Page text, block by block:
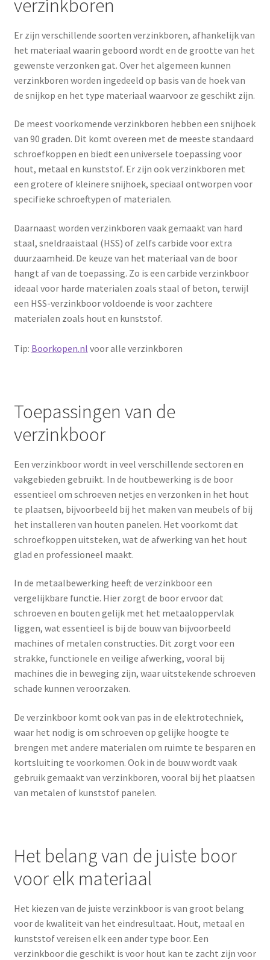
verzinkboren
Er zijn verschillende soorten verzinkboren, afhankelijk van
het materiaal waarin geboord wordt en de grootte van het
gewenste verzonken gat. Over het algemeen kunnen
verzinkboren worden ingedeeld op basis van de hoek van
de snijkop en het type materiaal waarvoor ze geschikt zijn.
De meest voorkomende verzinkboren hebben een snijhoek
van 90 graden. Dit komt overeen met de meeste standaard
schroefkoppen en biedt een universele toepassing voor
hout, metaal en kunststof. Er zijn ook verzinkboren met
een grotere of kleinere snijhoek, speciaal ontworpen voor
specifieke schroeftypen of materialen.
Daarnaast worden verzinkboren vaak gemaakt van hard
staal, sneldraaistaal (HSS) of zelfs carbide voor extra
duurzaamheid. De keuze van het materiaal van de boor
hangt af van de toepassing. Zo is een carbide verzinkboor
ideaal voor harde materialen zoals staal of beton, terwijl
een HSS-verzinkboor voldoende is voor zachtere
materialen zoals hout en kunststof.
Tip: Boorkopen.nl voor alle verzinkboren
Toepassingen van de
verzinkboor
Een verzinkboor wordt in veel verschillende sectoren en
vakgebieden gebruikt. In de houtbewerking is de boor
essentieel om schroeven netjes en verzonken in het hout
te plaatsen, bijvoorbeeld bij het maken van meubels of bij
het installeren van houten panelen. Het voorkomt dat
schroefkoppen uitsteken, wat de afwerking van het hout
glad en professioneel maakt.
In de metaalbewerking heeft de verzinkboor een
vergelijkbare functie. Hier zorgt de boor ervoor dat
schroeven en bouten gelijk met het metaaloppervlak
liggen, wat essentieel is bij de bouw van bijvoorbeeld
machines of metalen constructies. Dit zorgt voor een
strakke, functionele en veilige afwerking, vooral bij
machines die in beweging zijn, waar uitstekende schroeven
schade kunnen veroorzaken.
De verzinkboor komt ook van pas in de elektrotechniek,
waar het nodig is om schroeven op gelijke hoogte te
brengen met andere materialen om ruimte te besparen en
kortsluiting te voorkomen. Ook in de bouw wordt vaak
gebruik gemaakt van verzinkboren, vooral bij het plaatsen
van metalen of kunststof panelen.
Het belang van de juiste boor
voor elk materiaal
Het kiezen van de juiste verzinkboor is van groot belang
voor de kwaliteit van het eindresultaat. Hout, metaal en
kunststof vereisen elk een ander type boor. Een
verzinkboor die geschikt is voor hout kan te zacht zijn voor